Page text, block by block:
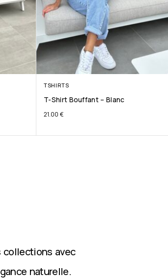
TSHIRTS
T-Shirt Bouffant – Blanc
21.00 €
collections avec
naturelle.